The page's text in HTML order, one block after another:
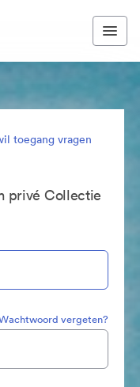
toegang vragen
privé Collectie
vergeten?